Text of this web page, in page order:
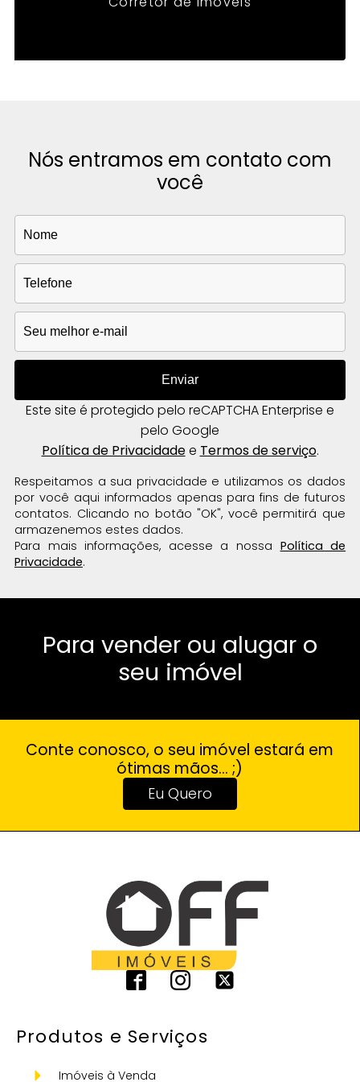
Nós entramos em contato com
você
Este site é protegido pelo reCAPTCHA Enterprise e
pelo Google
Política de Privacidadee Termos de serviço.
Respeitamos a sua privacidade e utilizamos os dados
por você aqui informados apenas para fins de futuros
contatos. Clicando no botão "OK", você permitirá que
armazenemos estes dados.
Para mais informações, acesse a nossa Política de
Privacidade.
Para vender ou alugar o
seu imóvel
Conte conosco, o seu imóvel estará em
ótimas mãos... ;)
Eu Quero
Produtos e Serviços
Imóveis à Venda